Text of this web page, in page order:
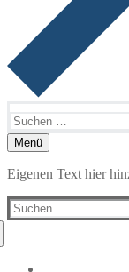
nach:
Menü
Eigenen Text hier
Suchen
nach: